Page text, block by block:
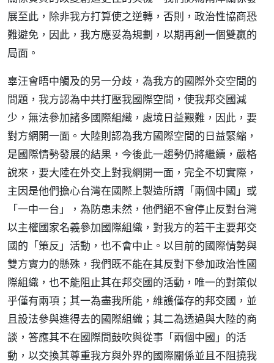
展至此，除非我方打算使之逆轉，否則，政治性協商恐
難避免，因此，我方應妥為規劃，以期再創一個雙贏的
局面。
辜汪會晤中觸及的另一分歧，為我方的國際外交空間的
問題，我方認為中共打壓我國際空間，使我邦交國減
少，無法參加諸多國際組織，處境日益艱難，因此，要
對方網開一面。大陸則認為我方國際空間的日益緊縮，
是國際情勢發展的結果，今後此一趨勢仍將繼續，嚴格
說來，要大陸在外交上對我網開一面，完全不切實際，
主因是他們擔心台灣在國際上製造所謂「兩個中國」或
「一中一台」，為防患未然，他們絕不會停止反對台灣
以主權國家名義參加國際組織，對我方的若干主要邦交
國的「策反」活動，也不會中止。以目前的國際情勢與
雙方實力的懸殊，我們既不能在其反對下參加政治性國
際組織，也不能阻止其在邦交國的活動，唯一的對策似
乎僅有兩項；其一為盡我所能，維護僅存的邦交國，並
且設法參與進得去的國際組織；其二為透過與大陸的商
談，答應其不在國際間鼓吹與從事「兩個中國」的活
動，以交換其尊重我方與外界的國際關係並且不阻撓我